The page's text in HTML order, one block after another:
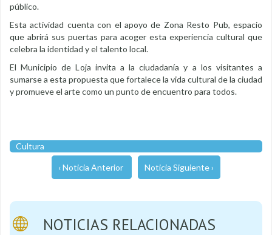
público.
Esta actividad cuenta con el apoyo de Zona Resto Pub, espacio
que abrirá sus puertas para acoger esta experiencia cultural que
celebra la identidad y el talento local.
El Municipio de Loja invita a la ciudadanía y a los visitantes a
sumarse a esta propuesta que fortalece la vida cultural de la ciudad
y promueve el arte como un punto de encuentro para todos.
Cultura
‹ Noticia Anterior Noticia Siguiente ›
NOTICIAS RELACIONADAS